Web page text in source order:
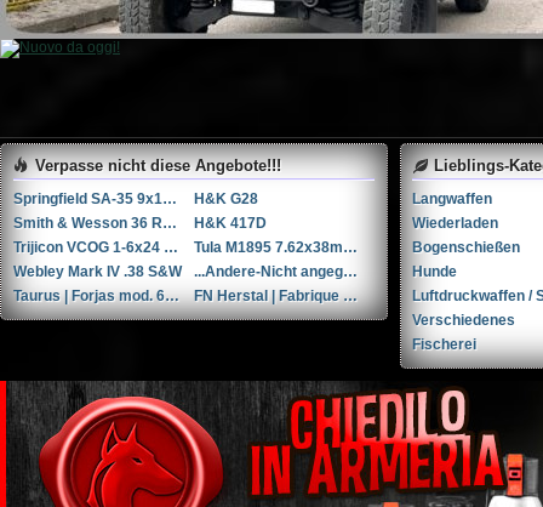
Verpasse nicht diese Angebote!!!
Springfield SA-35 9x19mm Parabellum/Luger/NATO
H&K G28
Smith & Wesson 36 RB .38 Spl.
H&K 417D
Trijicon VCOG 1-6x24 LED-Zielfernrohr mit Absehen für .223 Remington / 77 gr.
Tula M1895 7.62x38mmR / 7.62x38mm Nagant
Webley Mark IV .38 S&W
...Andere-Nicht angegeben W+F Raketenpistole 1917/1934 kal. 34mm ...Andere/Nicht angegeben
Taurus | Forjas mod. 66 6'' .357 Magnum / 9x31mmR /.353 Casull
FN Herstal | Fabrique Nationale 1910 + holster & 3 mags. .32 ACP / 7.65x17mm Browning SR
Lieblings-
Langwaffen
Wiederladen
Bogenschießen
Hunde
Luftdruckwaffen /
Verschiedenes
Fischerei